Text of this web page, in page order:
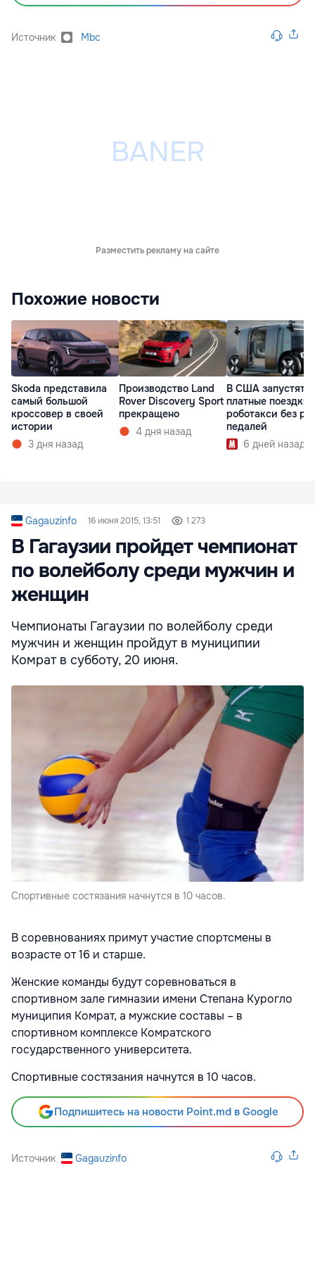
Источник Mbc
Разместить рекламу на сайте
Похожие новости
Skoda представила
самый большой
кроссовер в своей
истории
3 дня назад
Производство Land
Rover Discovery Sport
прекращено
4 дня назад
В США запустят
платные поездки
роботакси без
педалей
6 дней назад
Gagauzinfo 16 июня 2015, 13:51 1 273
В Гагаузии пройдет чемпионат
по волейболу среди мужчин и
женщин
Чемпионаты Гагаузии по волейболу среди
мужчин и женщин пройдут в муниципии
Комрат в субботу, 20 июня.
Спортивные состязания начнутся в 10 часов.
В соревнованиях примут участие спортсмены в
возрасте от 16 и старше.
Женские команды будут соревноваться в
спортивном зале гимназии имени Степана Курогло
муниципия Комрат, а мужские составы – в
спортивном комплексе Комратского
государственного университета.
Спортивные состязания начнутся в 10 часов.
Подпишитесь на новости Point.md в Google
Источник Gagauzinfo